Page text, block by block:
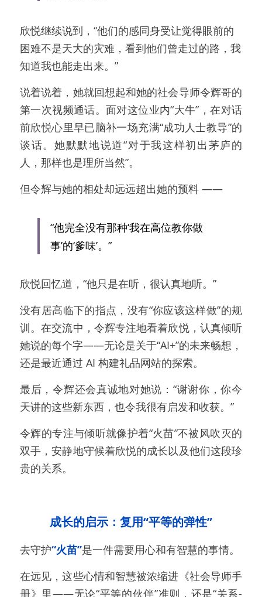
欣悦继续说到，“他们的感同身受让觉得眼前的
困难不是天大的灾难，看到他们曾走过的路，我
知道我也能走出来。”
说着说着，她就回想起和她的社会导师令辉哥的
第一次视频通话。面对这位业内“大牛”，在对话
前欣悦心里早已脑补一场充满“成功人士教导”的
谈话。她默默地说道“对于我这样初出茅庐的
人，那样也是理所当然”。
但令辉与她的相处却远远超出她的预料 ——
“他完全没有那种‘我在高位教你做
事’的‘爹味’。”
欣悦回忆道，“他只是在听，很认真地听。”
没有居高临下的指点，没有“你应该这样做”的规
训。在交流中，令辉专注地看着欣悦，认真倾听
她说的每个字——无论是关于“AI+”的未来畅想，
还是最近通过 AI 构建礼品网站的探索。
最后，令辉还会真诚地对她说：“谢谢你，你今
天讲的这些新东西，也令我很有启发和收获。”
令辉的专注与倾听就像护着“火苗”不被风吹灭的
双手，安静地守候着欣悦的成长以及他们这段珍
贵的关系。
成长的启示：复用“平等的弹性”
去守护“火苗”是一件需要用心和有智慧的事情。
在远见，这些心情和智慧被浓缩进《社会导师手
册》里——无论“平等的伙伴”准则，还是“关系-